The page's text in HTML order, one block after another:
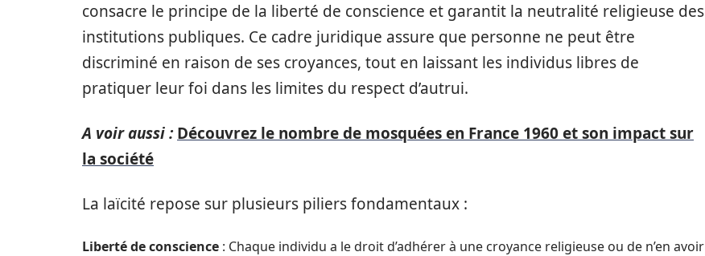
consacre le principe de la liberté de conscience et garantit la neutralité religieuse des
institutions publiques. Ce cadre juridique assure que personne ne peut être
discriminé en raison de ses croyances, tout en laissant les individus libres de
pratiquer leur foi dans les limites du respect d’autrui.
A voir aussi : Découvrez le nombre de mosquées en France 1960 et son impact sur
la société
La laïcité repose sur plusieurs piliers fondamentaux :
Liberté de conscience : Chaque individu a le droit d’adhérer à une croyance religieuse ou de n’en avoir